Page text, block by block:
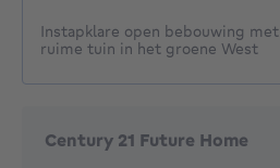
Instapklare open bebouwing met
ruime tuin in het groene West
Century 21 Future Home